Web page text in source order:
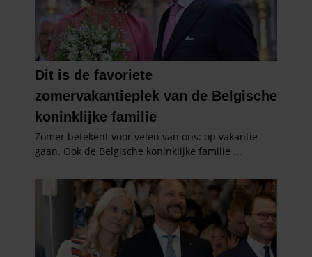
verzameld op basis van uw gebruik van hun services. U
gaat akkoord met onze cookies als u onze website blijft
gebruiken.